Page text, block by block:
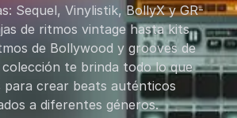
Sequel, Vinylistik, BollyX y GR-
de ritmos vintage hasta kits
de Bollywood y grooves de
te brinda todo lo que
para crear beats auténticos
a diferentes géneros.